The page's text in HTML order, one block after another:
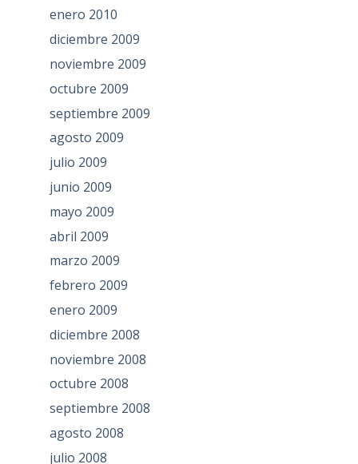
enero 2010
diciembre 2009
noviembre 2009
octubre 2009
septiembre 2009
agosto 2009
julio 2009
junio 2009
mayo 2009
abril 2009
marzo 2009
febrero 2009
enero 2009
diciembre 2008
noviembre 2008
octubre 2008
septiembre 2008
agosto 2008
julio 2008